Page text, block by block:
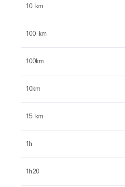
10 km
100 km
100km
10km
15 km
1h
1h20